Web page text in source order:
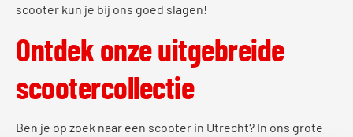
scooter kun je bij ons goed slagen!
Ontdek onze uitgebreide
scootercollectie
Ben je op zoek naar een scooter in Utrecht? In ons grote